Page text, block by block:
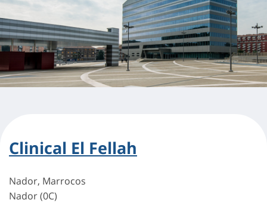
Clinical El Fellah
Nador, Marrocos
Nador (0C)